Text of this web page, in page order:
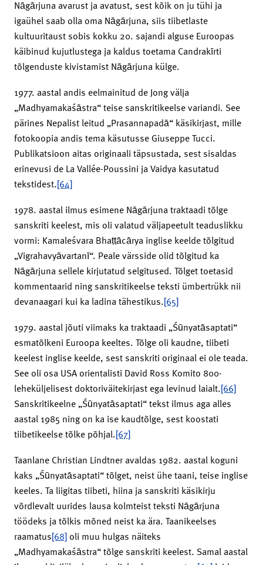
Nāgārjuna avarust ja avatust, sest kõik on ju tühi ja
igaühel saab olla oma Nāgārjuna, siis tiibetlaste
kultuuritaust sobis kokku 20. sajandi alguse Euroopas
käibinud kujutlustega ja kaldus toetama Candrakīrti
tõlgenduste kivistamist Nāgārjuna külge.
1977. aastal andis eelmainitud de Jong välja
„Madhyamakaśāstra“ teise sanskritikeelse variandi. See
pärines Nepalist leitud „Prasannapadā“ käsikirjast, mille
fotokoopia andis tema käsutusse ­Giuseppe Tucci.
Publikatsioon aitas originaali täpsustada, sest sisaldas
erinevusi de La Vallée-Poussini ja Vaidya kasutatud
tekstidest.[64]
1978. aastal ilmus esimene Nāgārjuna traktaadi tõlge
sanskriti keelest, mis oli valatud väljapeetult teaduslikku
vormi: Kamaleśvara Bhaṭṭācārya inglise keelde tõlgitud
„Vigrahavyāvartanī“. Peale värsside olid tõlgitud ka
Nāgārjuna sellele kirjutatud selgitused. Tõlget toetasid
kommentaarid ning sanskritikeelse teksti ümbertrükk nii
devanaagari kui ka ladina tähestikus.[65]
1979. aastal jõuti viimaks ka traktaadi „Śūnyatāsaptati“
esmatõlkeni Euroopa keeltes. Tõlge oli kaudne, tiibeti
keelest inglise keelde, sest sanskriti originaal ei ole teada.
See oli osa USA orientalisti David Ross Komito 800-
leheküljelisest doktoriväitekirjast ega levinud laialt.[66]
Sanskritikeelne „Śūnyatāsaptati“ tekst ilmus aga alles
aastal 1985 ning on ka ise kaudtõlge, sest koostati
tiibetikeelse tõlke põhjal.[67]
Taanlane Christian Lindtner avaldas 1982. aastal koguni
kaks „Śūnyatāsaptati“ tõlget, neist ühe taani, teise inglise
keeles. Ta liigitas tiibeti, hiina ja sanskriti käsikirju
võrdlevalt uurides lausa kolmteist teksti Nāgārjuna
töödeks ja tõlkis mõned neist ka ära. Taanikeelses
raamatus[68] oli muu hulgas näiteks
„Madhyamakaśāstra“ tõlge sanskriti keelest. Samal aastal